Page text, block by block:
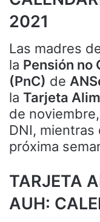
2021
Las madres
la Pensión no
(PnC) de
la Tarjeta
de
DNI, mientras
próxima
TARJETA
AUH: